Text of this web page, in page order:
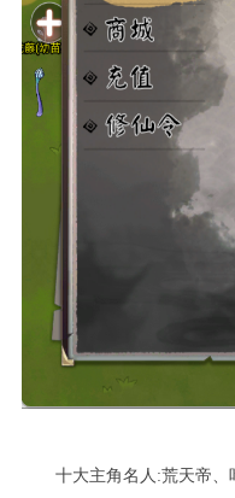
十大主角名人:荒天帝、